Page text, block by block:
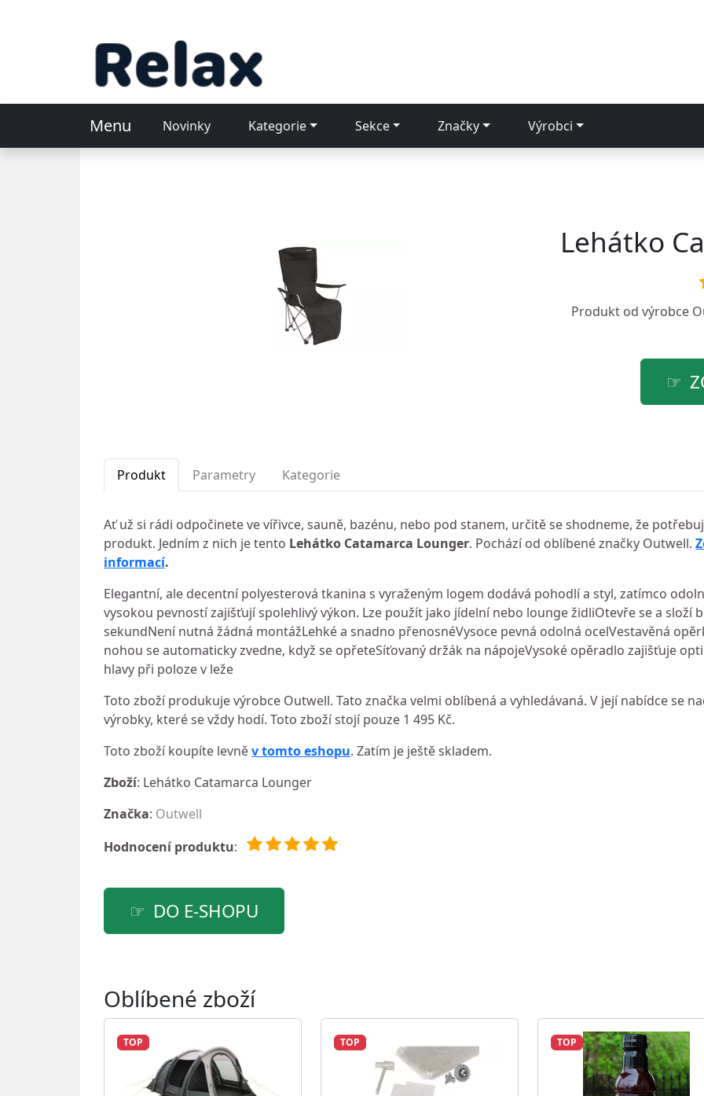
Menu Novinky Kategorie Sekce Značky Výrobci
Lehátko
Produkt od výrobce
Produkt Parametry Kategorie
Ať už si rádi odpočinete ve vířivce, sauně, bazénu, nebo pod stanem, určitě se shodneme, že
produkt. Jedním z nich je tento Lehátko Catamarca Lounger. Pochází od oblíbené značky Outwell.
informací.
Elegantní, ale decentní polyesterová tkanina s vyraženým logem dodává pohodlí a styl, zatímco
vysokou pevností zajišťují spolehlivý výkon. Lze použít jako jídelní nebo lounge židliOtevře se a složí
sekundNení nutná žádná montážLehké a snadno přenosnéVysoce pevná odolná ocelVestavěná
nohou se automaticky zvedne, když se opřeteSíťovaný držák na nápojeVysoké opěradlo zajišťuje
hlavy při poloze v leže
Toto zboží produkuje výrobce Outwell. Tato značka velmi oblíbená a vyhledávaná. V její nabídce se
výrobky, které se vždy hodí. Toto zboží stojí pouze 1 495 Kč.
Toto zboží koupíte levněv tomto eshopu. Zatím je ještě skladem.
Zboží: Lehátko Catamarca Lounger
Značka: Outwell
Hodnocení produktu:
DO E-SHOPU
Oblíbené zboží
TOP TOP TOP